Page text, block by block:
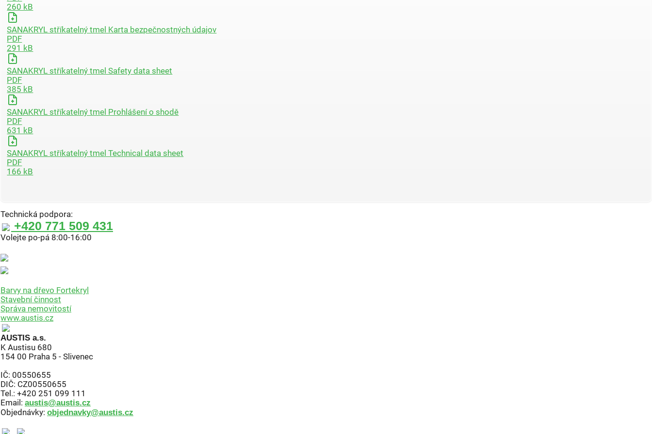
260 kB
SANAKRYL stříkatelný tmel Karta bezpečnostných údajov
PDF
291 kB
SANAKRYL stříkatelný tmel Safety data sheet
PDF
385 kB
SANAKRYL stříkatelný tmel Prohlášení o shodě
PDF
631 kB
SANAKRYL stříkatelný tmel Technical data sheet
PDF
166 kB
Technická podpora:
+420 771 509 431
Volejte po-pá 8:00-16:00
Barvy na dřevo Fortekryl
Stavební činnost
Správa nemovitostí
www.austis.cz
AUSTIS a.s.
K Austisu 680
154 00 Praha 5 - Slivenec
IČ: 00550655
DIČ: CZ00550655
Tel.: +420 251 099 111
Email: austis@austis.cz
Objednávky: objednavky@austis.cz